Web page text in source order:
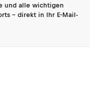
und alle wichtigen
- direkt in Ihr E-Mail-